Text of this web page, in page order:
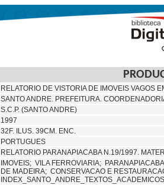
RELATORIO DE VISTORIA DE IMOVEIS VAGOS
SANTO ANDRE. PREFEITURA.
S.C.P. (SANTO ANDRE)
1997
32F. ILUS. 39CM. ENC.
PORTUGUES
RELATORIO PARANAPIACABA N.19/1997.
IMOVEIS; VILA FERROVIARIA;
DE MADEIRA; CONSERVACAO E